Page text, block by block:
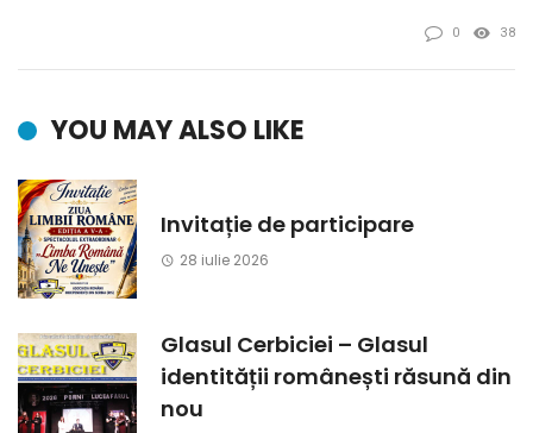
0 38
YOU MAY ALSO LIKE
Invitație de participare
28 iulie 2026
Glasul Cerbiciei – Glasul
identității românești răsună din
nou